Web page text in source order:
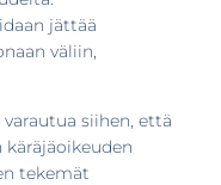
jättää
väliin,
siihen, että
tekemät